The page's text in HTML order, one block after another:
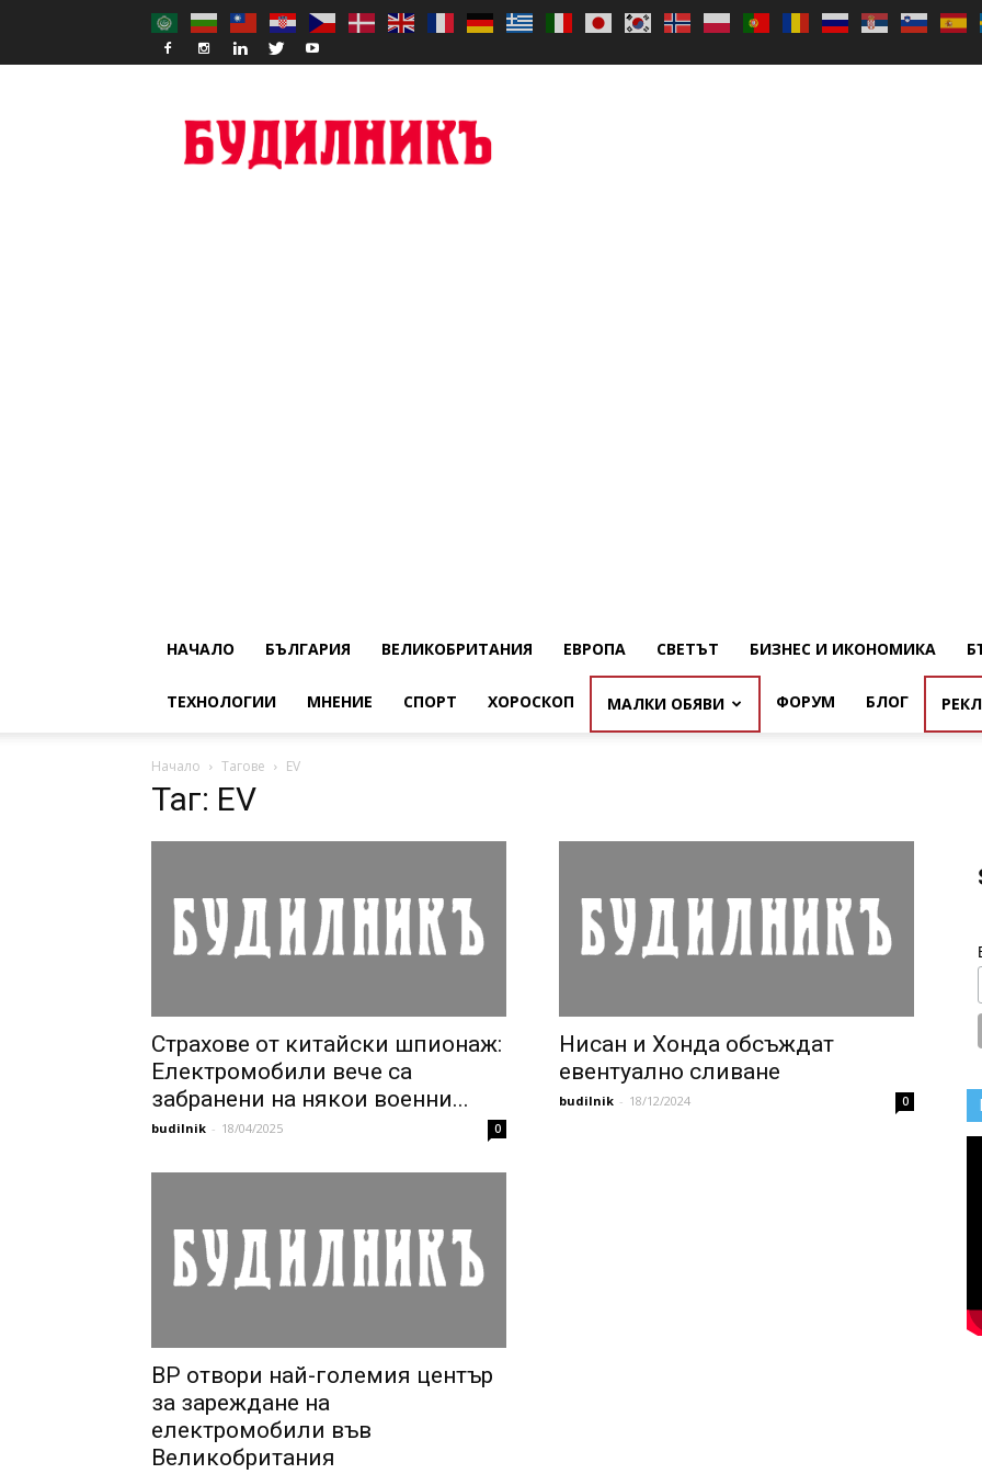
НАЧАЛО БЪЛГАРИЯ ВЕЛИКОБРИТАНИЯ ЕВРОПА СВЕТЪТ БИЗНЕС И ИКОНОМИКА
ТЕХНОЛОГИИ МНЕНИЕ СПОРТ ХОРОСКОП МАЛКИ ОБЯВИ ФОРУМ БЛОГ
Начало Тагове EV
Таг: EV
Страхове от китайски шпионаж:
Електромобили вече са
забранени на някои военни...
budilnik - 18/04/2025 0
Нисан и Хонда обсъждат
евентуално сливане
budilnik - 18/12/2024 0
BP отвори най-големия център
за зареждане на
електромобили във
Великобритания